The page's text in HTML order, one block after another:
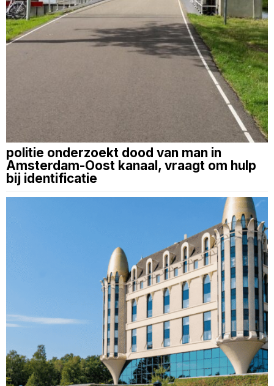
politie onderzoekt dood van man in
Amsterdam-Oost kanaal, vraagt om hulp
bij identificatie